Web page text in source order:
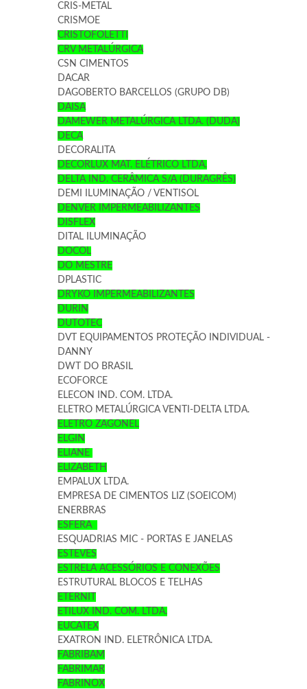
CRIS-METAL
CRISMOE
CRISTOFOLETTI
CRV METALÚRGICA
CSN CIMENTOS
DACAR
DAGOBERTO BARCELLOS (GRUPO DB)
DAISA
DAMEWER METALÚRGICA LTDA. (DUDA)
DECA
DECORALITA
DECORLUX MAT. ELÉTRICO LTDA.
DELTA IND. CERÂMICA S/A (DURAGRÊS)
DEMI ILUMINAÇÃO / VENTISOL
DENVER IMPERMEABILIZANTES
DISFLEX
DITAL ILUMINAÇÃO
DOCOL
DO MESTRE
DPLASTIC
DRYKO IMPERMEABILIZANTES
DURIN
DUTOTEC
DVT EQUIPAMENTOS PROTEÇÃO INDIVIDUAL -
DANNY
DWT DO BRASIL
ECOFORCE
ELECON IND. COM. LTDA.
ELETRO METALÚRGICA VENTI-DELTA LTDA.
ELETRO ZAGONEL
ELGIN
ELIANE
ELIZABETH
EMPALUX LTDA.
EMPRESA DE CIMENTOS LIZ (SOEICOM)
ENERBRAS
ESFERA
ESQUADRIAS MIC - PORTAS E JANELAS
ESTEVES
ESTRELA ACESSÓRIOS E CONEXÕES
ESTRUTURAL BLOCOS E TELHAS
ETERNIT
ETILUX IND. COM. LTDA.
EUCATEX
EXATRON IND. ELETRÔNICA LTDA.
FABRIBAM
FABRIMAR
FABRINOX